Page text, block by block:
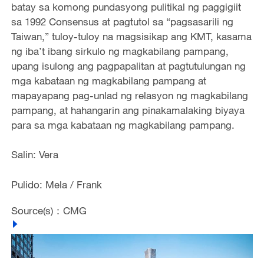
batay sa komong pundasyong pulitikal ng paggigiit
sa 1992 Consensus at pagtutol sa “pagsasarili ng
Taiwan,” tuloy-tuloy na magsisikap ang KMT, kasama
ng iba’t ibang sirkulo ng magkabilang pampang,
upang isulong ang pagpapalitan at pagtutulungan ng
mga kabataan ng magkabilang pampang at
mapayapang pag-unlad ng relasyon ng magkabilang
pampang, at hahangarin ang pinakamalaking biyaya
para sa mga kabataan ng magkabilang pampang.
Salin: Vera
Pulido: Mela / Frank
Source(s)：CMG